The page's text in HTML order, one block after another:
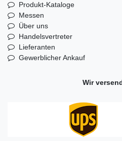
Produkt-Kataloge
Messen
Über uns
Handelsvertreter
Lieferanten
Gewerblicher Ankauf
Wir